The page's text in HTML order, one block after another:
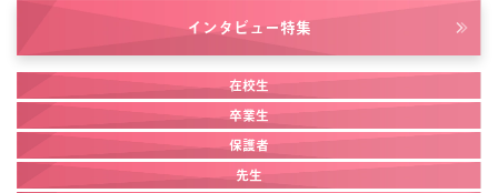
インタビュー特集
在校生
卒業生
保護者
先生